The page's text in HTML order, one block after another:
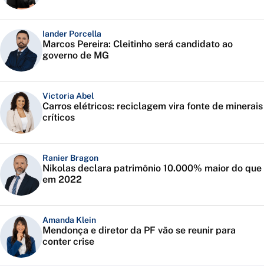
Iander Porcella
Marcos Pereira: Cleitinho será candidato ao
governo de MG
Victoria Abel
Carros elétricos: reciclagem vira fonte de minerais
críticos
Ranier Bragon
Nikolas declara patrimônio 10.000% maior do que
em 2022
Amanda Klein
Mendonça e diretor da PF vão se reunir para
conter crise